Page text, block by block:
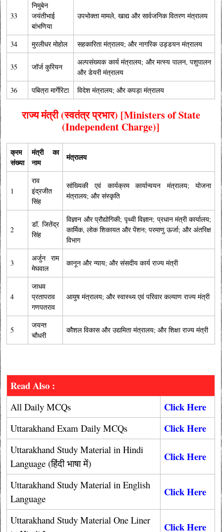
33
निमुबेन
जयंतीभाई
बांभणिया
उपभोक्ता मामले, खाद्य और सार्वजनिक वितरण मंत्रालय
34 मुरलीधर मोहोल सहकारिता मंत्रालय; और नागरिक उड्डयन मंत्रालय
35 जॉर्ज कुरियन
अल्पसंख्यक कार्य मंत्रालय; और मत्स्य पालन, पशुपालन
और डेयरी मंत्रालय
36
पबित्रा मार्गेरिटा विदेश मंत्रालय; और कपड़ा मंत्रालय
राज्य मंत्री (स्वतंत्र प्रभार) [Ministers of State
(Independent Charge)]
क्रम
संख्या
मंत्री का
नाम
मंत्रालय
1
राव
इंद्रजीत
सिंह
सांख्यिकी एवं कार्यक्रम कार्यान्वयन मंत्रालय; योजना
मंत्रालय; और संस्कृति
2
डॉ. जितेंद्र
सिंह
विज्ञान और प्रौद्योगिकी; पृथ्वी विज्ञान; प्रधान मंत्री कार्यालय;
कार्मिक, लोक शिकायत और पेंशन; परमाणु ऊर्जा; और अंतरिक्ष
विभाग
3
अर्जुन राम
मेघवाल
कानून और न्याय; और संसदीय कार्य राज्य मंत्री
4
जाधव
प्रतापराव
गणपतराव
आयुष मंत्रालय; और स्वास्थ्य एवं परिवार कल्याण राज्य मंत्री
5
जयन्त
चौधरी
कौशल विकास और उद्यमिता मंत्रालय; और शिक्षा राज्य मंत्री
Read Also :
All Daily MCQs Click Here
Uttarakhand Exam Daily MCQs Click Here
Uttarakhand Study Material in Hindi
Language (हिंदी भाषा में)
Click Here
Uttarakhand Study Material in English
Language
Click Here
Uttarakhand Study Material One Liner
Click Here